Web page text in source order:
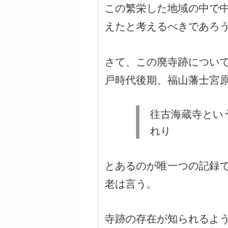
この繁栄した地域の中で
えたと考えるべきであろう
さて、この廃寺跡につい
戸時代後期、福山藩士宮
往古海蔵寺とい
れり
とあるのが唯一つの記録
老は言う。
寺跡の存在が知られるよ